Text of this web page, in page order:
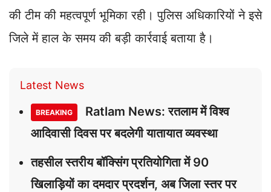
की टीम की महत्वपूर्ण भूमिका रही। पुलिस अधिकारियों ने इसे
जिले में हाल के समय की बड़ी कार्रवाई बताया है।
Latest News
BREAKING
Ratlam News: रतलाम में विश्व
आदिवासी दिवस पर बदलेगी यातायात व्यवस्था
तहसील स्तरीय बॉक्सिंग प्रतियोगिता में 90
खिलाड़ियों का दमदार प्रदर्शन, अब जिला स्तर पर